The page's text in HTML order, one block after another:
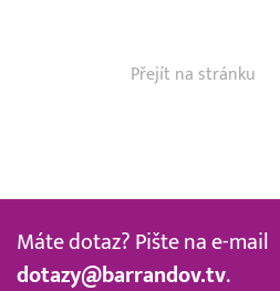
Máte dotaz? Pište na e-mail
dotazy@barrandov.tv.